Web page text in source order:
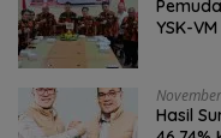
YSK-VM
Hasil